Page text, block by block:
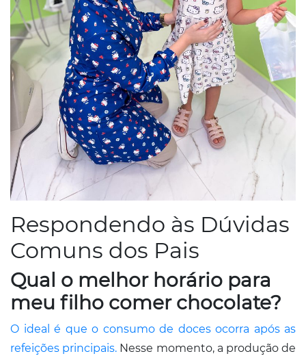
Respondendo às Dúvidas
Comuns dos Pais​
Qual o melhor horário para
meu filho comer chocolate?
O ideal é que o consumo de doces ocorra após as
refeições principais. Nesse momento, a produção de